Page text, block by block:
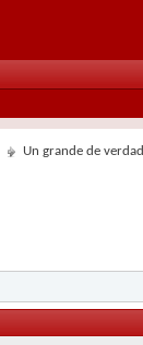
Un grande de verdad